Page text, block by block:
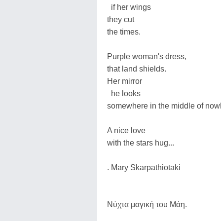
if her wings
they cut
the times.
Purple woman's dress,
that land shields.
Her mirror
he looks
somewhere in the middle of
A nice love
with the stars hug...
. Mary Skarpathiotaki
Νύχτα μαγική του Μάη.